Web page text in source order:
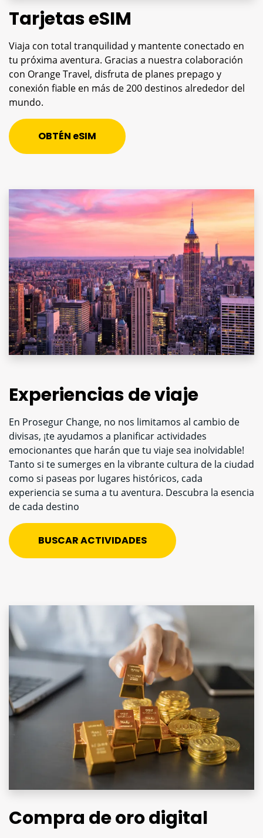
Tarjetas eSIM
Viaja con total tranquilidad y mantente conectado en
tu próxima aventura. Gracias a nuestra colaboración
con Orange Travel, disfruta de planes prepago y
conexión fiable en más de 200 destinos alrededor del
mundo.
OBTÉN eSIM
Experiencias de viaje
En Prosegur Change, no nos limitamos al cambio de
divisas, ¡te ayudamos a planificar actividades
emocionantes que harán que tu viaje sea inolvidable!
Tanto si te sumerges en la vibrante cultura de la ciudad
como si paseas por lugares históricos, cada
experiencia se suma a tu aventura. Descubra la esencia
de cada destino
BUSCAR ACTIVIDADES
Compra de oro digital